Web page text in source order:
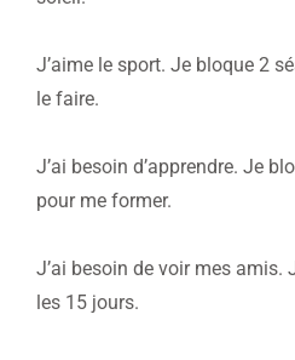
J’aime le sport. Je bloque 2
le faire.
J’ai besoin d’apprendre. Je
pour me former.
J’ai besoin de voir mes amis.
les 15 jours.